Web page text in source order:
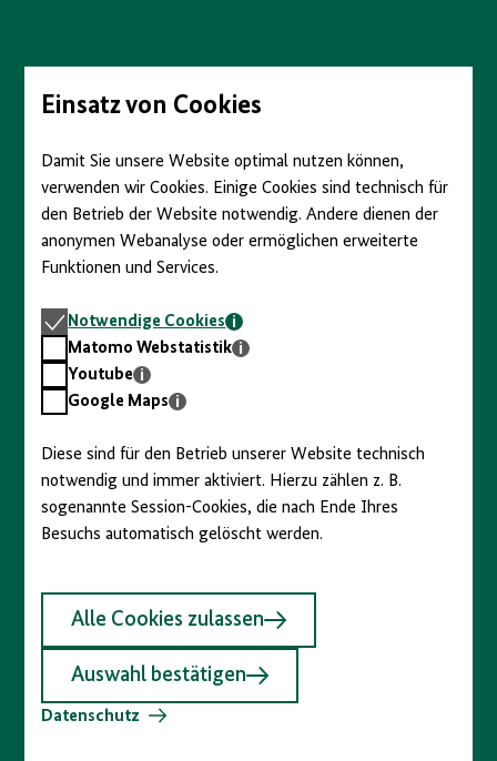
Seiteninhalt
springenEinsatz von Cookies
Damit Sie unsere Website optimal nutzen können,
verwenden wir Cookies. Einige Cookies sind technisch für
den Betrieb der Website notwendig. Andere dienen der
anonymen Webanalyse oder ermöglichen erweiterte
Funktionen und Services.
Notwendige
Cookies
Notwendige Cookies
Matomo
Webstatistik
Matomo Webstatistik
Youtube
Youtube
GoogleGoogle Maps
Diese sind für den Betrieb unserer Website technisch
notwendig und immer aktiviert. Hierzu zählen z. B.
sogenannte Session-Cookies, die nach Ende Ihres
Besuchs automatisch gelöscht werden.
Alle Cookies zulassen
Auswahl bestätigen
Datenschutz